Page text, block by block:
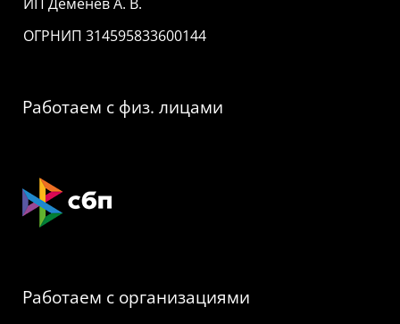
ОГРНИП 314595833600144
Работаем с физ. лицами
Работаем с организациями